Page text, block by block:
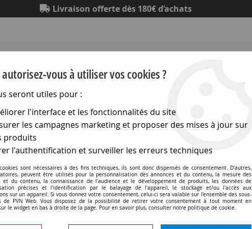
Livraison offerte dès 180€ d’achats
Eclairage Matériel électrique Outillage
Signalisation, etc…
Cadenas
vous à utiliser vos cookies ?
seront utiles pour :
l'interface et les fonctionnalités du site
les campagnes marketing et proposer des mises à jour sur
produits
l'authentification et surveiller les erreurs techniques
sont nécessaires à des fins techniques, ils sont donc dispensés de consentement. D'autres,
peuvent être utilisés pour la personnalisation des annonces et du contenu, la mesure des
et du contenu, la connaissance de l'audience et le développement de produits, les données de
précises et l'identification par le balayage de l'appareil, le stockage et/ou l'accès aux
sur un appareil. Si vous donnez votre consentement, celui-ci sera valable sur l’ensemble des sous-
de PVN Web. Vous disposez de la possibilité de retirer votre consentement à tout moment en
le widget en bas à droite de la page. Pour en savoir plus, consulter notre politique de cookie.